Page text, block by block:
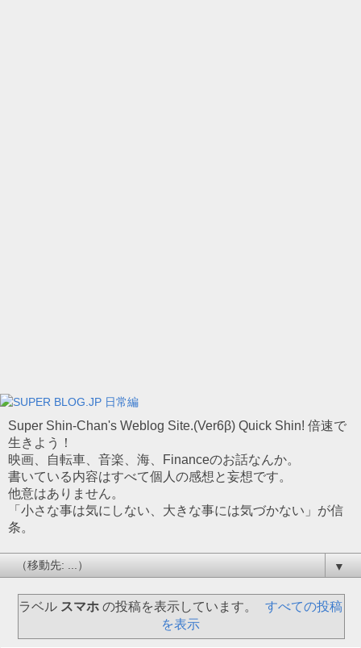
Super Shin-Chan's Weblog Site.(Ver6β) Quick Shin! 倍速で
生きよう！
映画、自転車、音楽、海、Financeのお話なんか。
書いている内容はすべて個人の感想と妄想です。
他意はありません。
「小さな事は気にしない、大きな事には気づかない」が信
条。
▼
ラベル スマホの投稿を表示しています。
すべての投稿
を表示